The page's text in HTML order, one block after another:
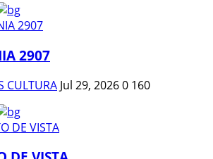
2907
CULTURA Jul 29, 20260 160